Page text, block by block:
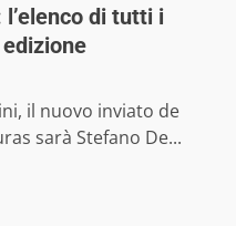
l’elenco di tutti i
il nuovo inviato de
sarà Stefano De...